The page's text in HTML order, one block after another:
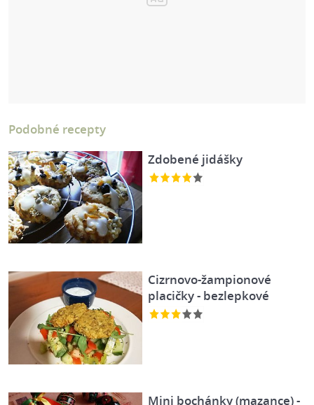
Podobné recepty
Zdobené jidášky
Cizrnovo-žampionové
placičky - bezlepkové
Mini bochánky (mazance) -